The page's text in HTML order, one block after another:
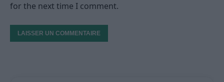
for the next time I comment.